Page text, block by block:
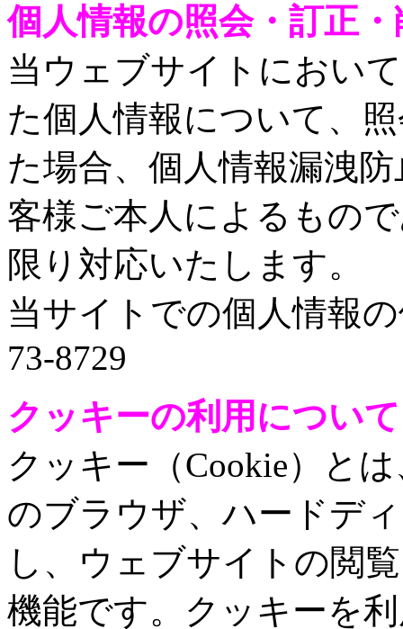
個人情報の照会・訂正
当ウェブサイトにおい
た個人情報について、
た場合、個人情報漏洩
客様ご本人によるもの
限り対応いたします。
当サイトでの個人情報
73-8729
クッキーの利用について
クッキー（Cookie）と
のブラウザ、ハードデ
し、ウェブサイトの閲
機能です。クッキーを